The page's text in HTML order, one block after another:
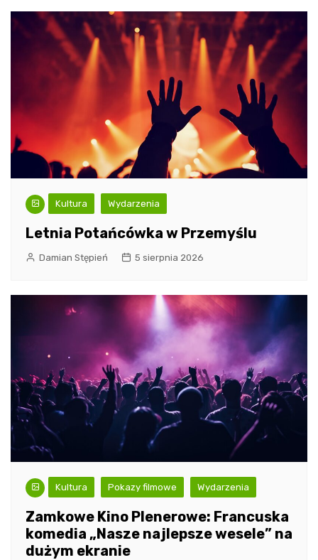
Kultura Wydarzenia
Letnia Potańcówka w Przemyślu
Damian Stępień 5 sierpnia 2026
Kultura Pokazy filmowe Wydarzenia
Zamkowe Kino Plenerowe: Francuska
komedia „Nasze najlepsze wesele” na
dużym ekranie